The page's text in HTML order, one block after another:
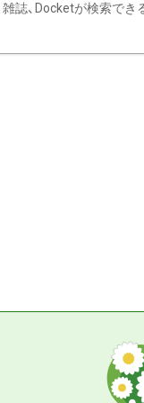
雑誌、Docketが検索でき